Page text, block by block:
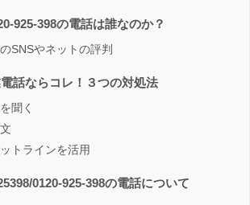
925-398の電話は誰なのか？
SNSやネットの評判
話ならコレ！３つの対処法
聞く
トラインを活用
0120-925-398の電話について